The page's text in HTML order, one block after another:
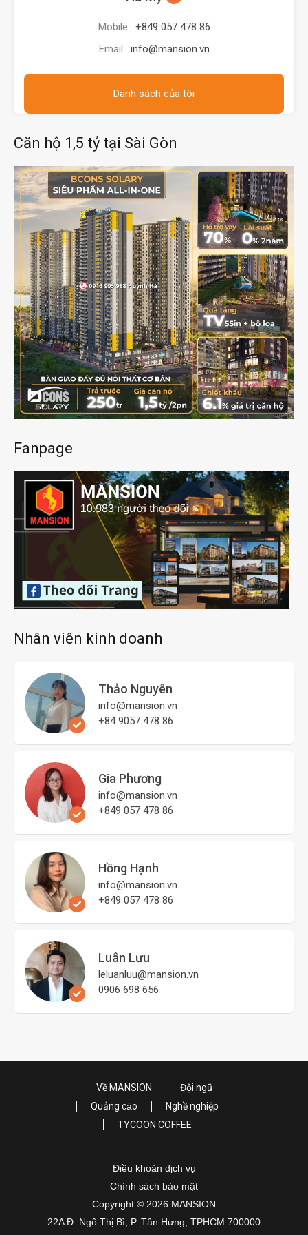
Mobile: +849 057 478 86
Email: info@mansion.vn
Danh sách của tôi
Căn hộ 1,5 tỷ tại Sài Gòn
Fanpage
Nhân viên kinh doanh
Thảo Nguyên
info@mansion.vn
+84 9057 478 86
Gia Phương
info@mansion.vn
+849 057 478 86
Hồng Hạnh
info@mansion.vn
+849 057 478 86
Luân Lưu
leluanluu@mansion.vn
0906 698 656
Về MANSION
Đội ngũ
Quảng cáo
Nghề nghiệp
TYCOON COFFEE
Điều khoản dịch vụ
Chính sách bảo mật
Copyright © 2026 MANSION
22A Đ. Ngô Thị Bì, P. Tân Hưng, TPHCM 700000